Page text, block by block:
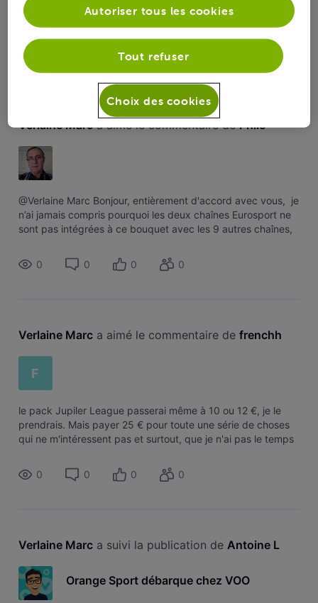
pas Voo ... c'est pourtant la meme enteprise a présent (
pourquoi pas les mettre dans l option orange sport )
0 0
Verlaine Marc a aimé le commentaire de Philo
@Verlaine Marc Bonjour, entièrement d'accord avec vous, je
n’ai jamais compris pourquoi les deux chaînes Eurosport ne
sont pas intégrées à ce bouquet avec les 9 autres chaînes,
Orange, les deu
0 0 0 0
Verlaine Marc a aimé le commentaire de frenchh
F
le pack Jupiler League passerai même à 10 ou 12 €, je le
prendrais. Mais payer 25 € pour toute une série de choses
qui ne m'intéressent pas et surtout, que je n'ai pas le temps
nouvelle voitu
0 0 0 0
Verlaine Marc a suivi la publication de Antoine L
Orange Sport débarque chez VOO
Tout refuser
Autoriser tous les cookies
Choix des cookies